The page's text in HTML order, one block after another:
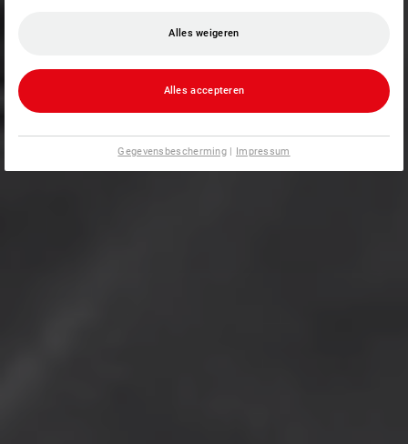
Alles weigeren
Alles accepteren
Gegevensbescherming | Impressum